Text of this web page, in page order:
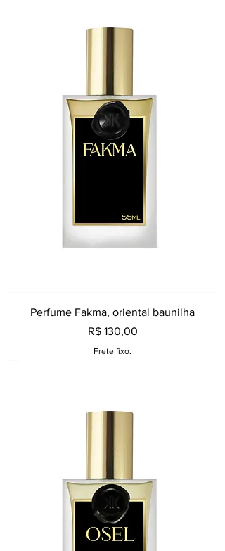
Perfume Fakma, oriental baunilha
Preço
R$ 130,00
Frete fixo.